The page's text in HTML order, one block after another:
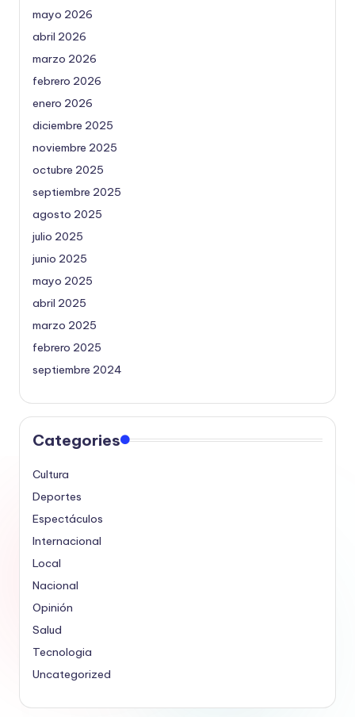
mayo 2026
abril 2026
marzo 2026
febrero 2026
enero 2026
diciembre 2025
noviembre 2025
octubre 2025
septiembre 2025
agosto 2025
julio 2025
junio 2025
mayo 2025
abril 2025
marzo 2025
febrero 2025
septiembre 2024
Categories
Cultura
Deportes
Espectáculos
Internacional
Local
Nacional
Opinión
Salud
Tecnologia
Uncategorized